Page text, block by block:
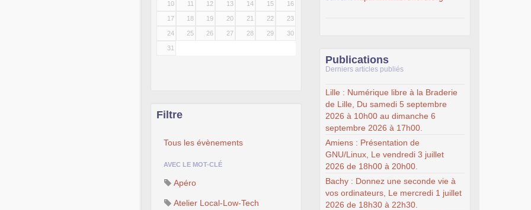
10 11 12 13 14 15 16
17 18 19 20 21 22 23
24 25 26 27 28 29 30
31
Filtre
Tous les évènements
AVEC LE MOT-CLÉ
Apéro
Atelier Local-Low-Tech
Publications
Derniers articles publiés
Lille : Numérique libre à la Braderie
de Lille, Du samedi 5 septembre
2026 à 10h00 au dimanche 6
septembre 2026 à 17h00.
Amiens : Présentation de
GNU/Linux, Le vendredi 3 juillet
2026 de 18h00 à 20h00.
Bachy : Donnez une seconde vie à
vos ordinateurs, Le mercredi 1 juillet
2026 de 18h30 à 22h30.